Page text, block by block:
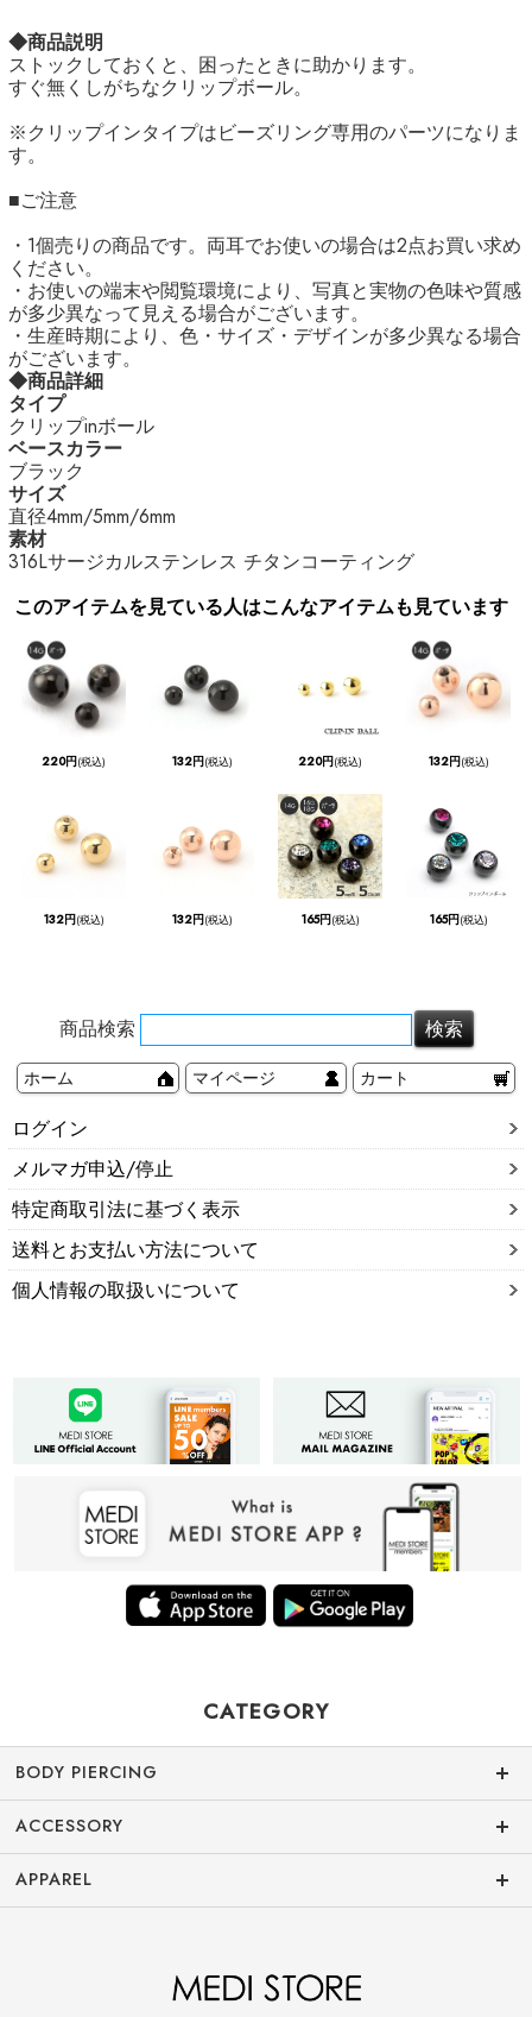
◆商品説明
ストックしておくと、困ったときに助かります。
すぐ無くしがちなクリップボール。
※クリップインタイプはビーズリング専用のパーツになりま
す。
■ご注意
・1個売りの商品です。両耳でお使いの場合は2点お買い求め
ください。
・お使いの端末や閲覧環境により、写真と実物の色味や質感
が多少異なって見える場合がございます。
・生産時期により、色・サイズ・デザインが多少異なる場合
がございます。
◆商品詳細
タイプ
クリップinボール
ベースカラー
ブラック
サイズ
直径4mm/5mm/6mm
素材
316Lサージカルステンレス チタンコーティング
このアイテムを見ている人はこんなアイテムも見ています
220円(税込) 132円(税込) 220円(税込) 132円(税込)
132円(税込) 132円(税込) 165円(税込) 165円(税込)
商品検索
ホーム マイページ カート
ログイン
メルマガ申込/停止
特定商取引法に基づく表示
送料とお支払い方法について
個人情報の取扱いについて
CATEGORY
BODY PIERCING
ACCESSORY
APPAREL